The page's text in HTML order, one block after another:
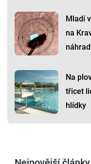
Mladí
na
Na
třicet
hlídky